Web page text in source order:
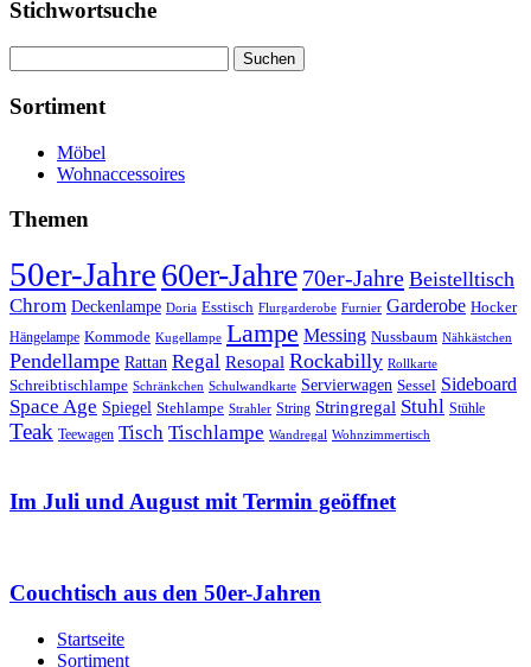
Stichwortsuche
nach:
Sortiment
Möbel
Wohnaccessoires
Themen
50er-Jahre60er-Jahre 70er-Jahre Beistelltisch
Chrom Deckenlampe Doria Esstisch Flurgarderobe Furnier Garderobe Hocker
Hängelampe Kommode Kugellampe Lampe Messing Nussbaum Nähkästchen
Pendellampe Rattan Regal Resopal Rockabilly Rollkarte
Schreibtischlampe Schränkchen Schulwandkarte Servierwagen Sessel Sideboard
Space Age Spiegel Stehlampe Strahler String Stringregal Stuhl Stühle
Teak Teewagen Tisch Tischlampe Wandregal Wohnzimmertisch
Im Juli und August mit Termin geöffnet
Couchtisch aus den 50er-Jahren
Startseite
Sortiment